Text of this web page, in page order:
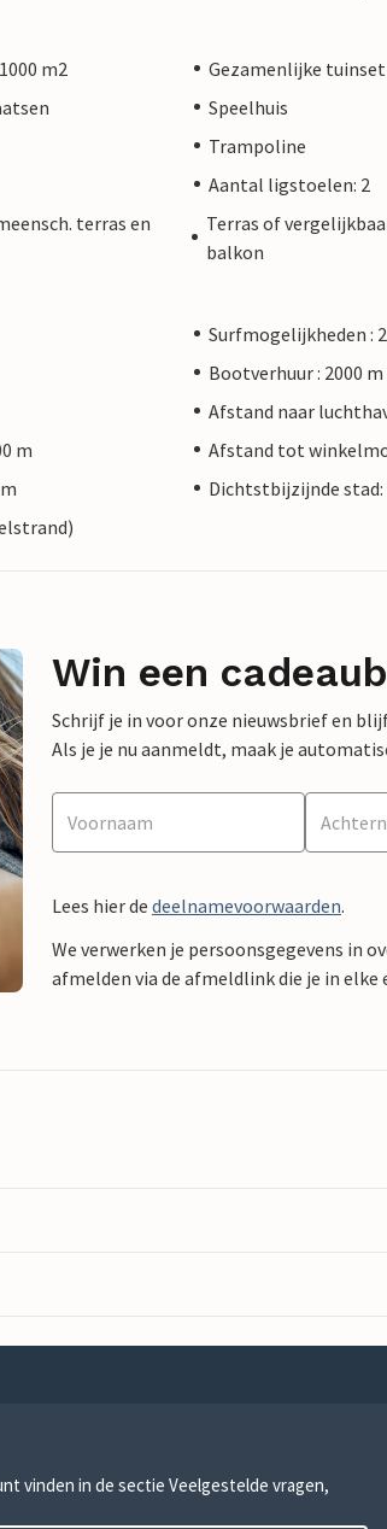
m2
Gezamenlijke tuinset
Speelhuis
Trampoline
Aantal ligstoelen: 2
terras en
Terras of
balkon
Surfmogelijkheden :
Bootverhuur : 2000 m
Afstand naar
m
Afstand tot
Dichtstbijzijnde stad:
Win een
Schrijf je in voor onze nieuwsbrief en
Als je je nu aanmeldt, maak je
Lees hier de deelnamevoorwaarden.
We verwerken je persoonsgegevens in
afmelden via de afmeldlink die je in
vinden in de sectie Veelgestelde vragen,